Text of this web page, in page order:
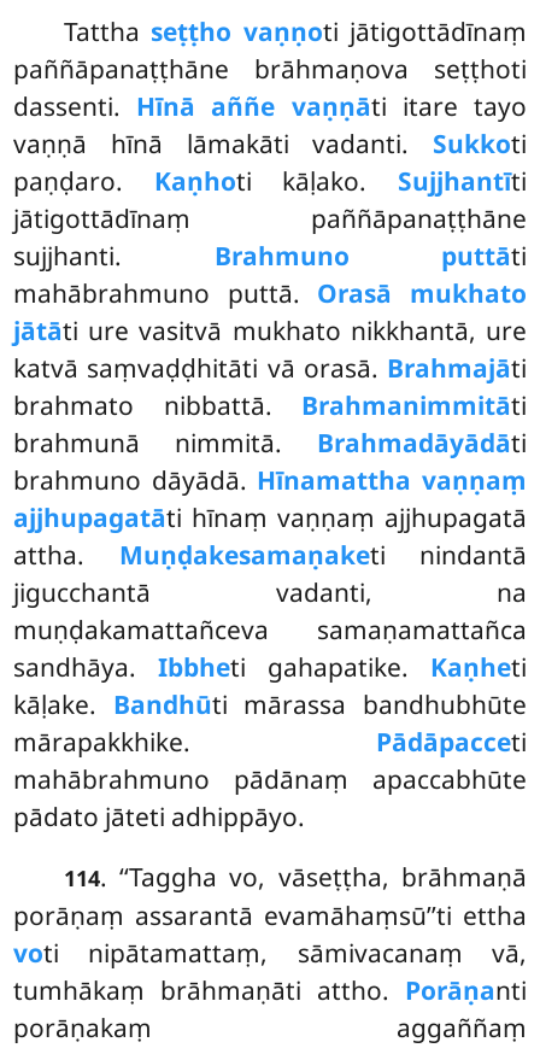
Tattha seṭṭho vaṇṇoti jātigottādīnaṃ
paññāpanaṭṭhāne brāhmaṇova seṭṭhoti
dassenti. Hīnā aññe vaṇṇāti itare tayo
vaṇṇā hīnā lāmakāti vadanti. Sukkoti
paṇḍaro. Kaṇhoti kāḷako. Sujjhantīti
jātigottādīnaṃ paññāpanaṭṭhāne
sujjhanti. Brahmuno puttāti
mahābrahmuno puttā. Orasā mukhato
jātāti ure vasitvā mukhato nikkhantā, ure
katvā saṃvaḍḍhitāti vā orasā. Brahmajāti
brahmato nibbattā. Brahmanimmitāti
brahmunā nimmitā. Brahmadāyādāti
brahmuno dāyādā. Hīnamattha vaṇṇaṃ
ajjhupagatāti hīnaṃ vaṇṇaṃ ajjhupagatā
attha. Muṇḍakesamaṇaketi nindantā
jigucchantā vadanti, na
muṇḍakamattañceva samaṇamattañca
sandhāya.Ibbheti gahapatike. Kaṇheti
kāḷake. Bandhūti mārassa bandhubhūte
mārapakkhike. Pādāpacceti
mahābrahmuno pādānaṃ apaccabhūte
pādato jāteti adhippāyo.
114. ‘‘Taggha vo, vāseṭṭha, brāhmaṇā
porāṇaṃ assarantā evamāhaṃsū’’ti ettha
voti nipātamattaṃ, sāmivacanaṃ vā,
tumhākaṃ brāhmaṇāti attho. Porāṇanti
porāṇakaṃ aggaññaṃ